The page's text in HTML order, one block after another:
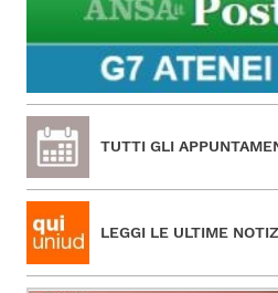
TUTTI GLI
LEGGI LE ULTIME